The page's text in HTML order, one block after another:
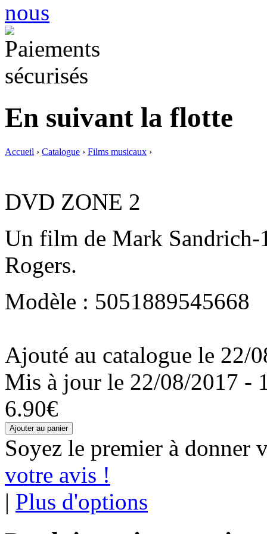
En suivant la flotte
Accueil › Catalogue › Films musicaux ›
DVD ZONE 2
Un film de Mark Sandrich-
Rogers.
Modèle : 5051889545668
Ajouté au catalogue le 22/
Mis à jour le 22/08/2017 -
6.90€
Soyez le premier à donner
votre avis !
| Plus d'options